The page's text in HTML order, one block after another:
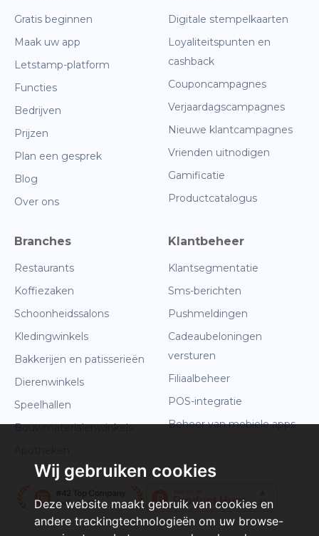
Wij gebruiken cookies
Deze website maakt gebruik van cookies en
andere trackingtechnologieën om uw browse-
Gratis beginnen
Maak uw app
Letstamp-platform
Functies
Bedrijven
Prijzen
Plan een gesprek
Blog
Over ons
Digitale stempelkaarten
Loyaliteitspunten en
cashback
Couponcampagnes
Verjaardagscampagnes
Nieuwe klantcampagnes
Vrienden uitnodigen
Gamificatie
Productcatalogus
Branches
Restaurants
Koffiezaken
Schoonheidssalons
Kledingwinkels
Bakkerijen en patisserieën
Dierenwinkels
Speelhallen
Bouwmaterialenwinkels
Klantbeheer
Klantsegmentatie
Sms-berichten
Pushmeldingen
Cadeaubeloningen
versturen
Filiaalbeheer
POS-integratie
Beheer van mobiele apps